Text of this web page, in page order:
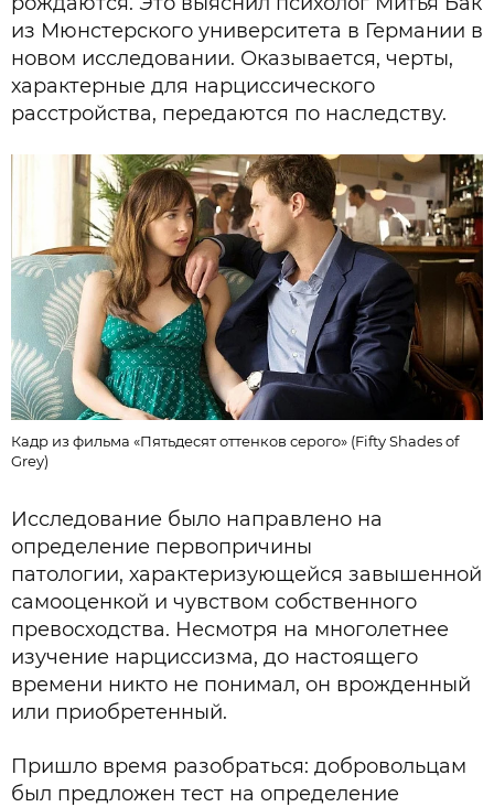
из Мюнстерского университета в Германии в
новом исследовании. Оказывается, черты,
характерные для нарциссического
расстройства, передаются по наследству.
Кадр из фильма «Пятьдесят оттенков серого» (Fifty Shades of
Grey)
Исследование было направлено на
определение первопричины
патологии, характеризующейся завышенной
самооценкой и чувством собственного
превосходства. Несмотря на многолетнее
изучение нарциссизма, до настоящего
времени никто не понимал, он врожденный
или приобретенный.
Пришло время разобраться: добровольцам
был предложен тест на определение